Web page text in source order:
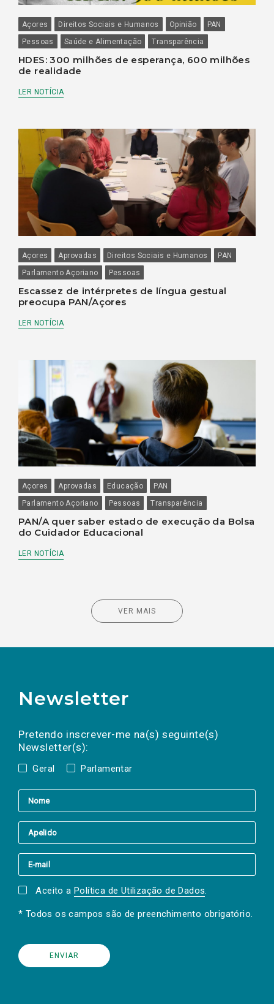
Açores Direitos Sociais e Humanos Opinião
PAN
Pessoas
Saúde e Alimentação Transparência
HDES: 300 milhões de esperança, 600 milhões
de realidade
LER NOTÍCIA
Açores Aprovadas Direitos Sociais e Humanos
PAN
Parlamento Açoriano
Pessoas
Escassez de intérpretes de língua gestual
preocupa PAN/Açores
LER NOTÍCIA
Açores Aprovadas Educação
PAN
Parlamento Açoriano
Pessoas Transparência
PAN/A quer saber estado de execução da Bolsa
do Cuidador Educacional
LER NOTÍCIA
VER MAIS
Newsletter
Pretendo inscrever-me na(s) seguinte(s)
Newsletter(s):
Geral Parlamentar
a(s) newsletter(s).
mail
Aceito a Política de Utilização de Dados.
* Todos os campos são de preenchimento obrigatório.